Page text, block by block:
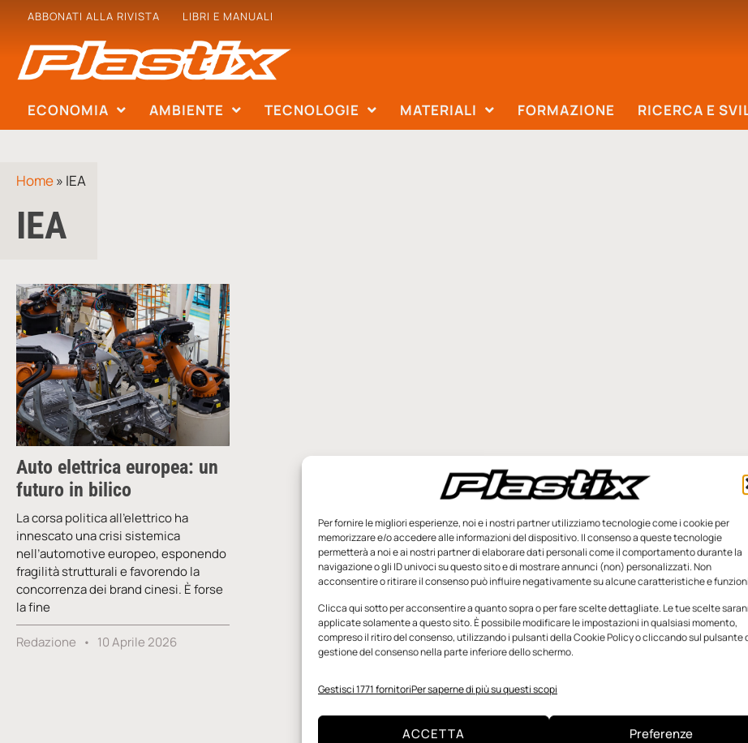
Per fornire le migliori esperienze, noi e i nostri partner utilizziamo tecnologie come i cookie per
memorizzare e/o accedere alle informazioni del dispositivo. Il consenso a queste tecnologie
permetterà a noi e ai nostri partner di elaborare dati personali come il comportamento durante la
navigazione o gli ID univoci su questo sito e di mostrare annunci (non) personalizzati. Non
acconsentire o ritirare il consenso può influire negativamente su alcune caratteristiche e
Clicca qui sotto per acconsentire a quanto sopra o per fare scelte dettagliate. Le tue scelte
applicate solamente a questo sito. È possibile modificare le impostazioni in qualsiasi momento,
compreso il ritiro del consenso, utilizzando i pulsanti della Cookie Policy o cliccando sul pulsante
gestione del consenso nella parte inferiore dello schermo.
Gestisci 1771 fornitoriPer saperne di più su questi scopi
ACCETTA Preferenze
ABBONATI ALLA RIVISTA LIBRI E MANUALI
ECONOMIA AMBIENTE TECNOLOGIE MATERIALI FORMAZIONE RICERCA E
Home» IEA
IEA
Auto elettrica europea: un
futuro in bilico
La corsa politica all’elettrico ha
innescato una crisi sistemica
nell’automotive europeo, esponendo
fragilità strutturali e favorendo la
concorrenza dei brand cinesi. È forse
la fine
Redazione 10 Aprile 2026